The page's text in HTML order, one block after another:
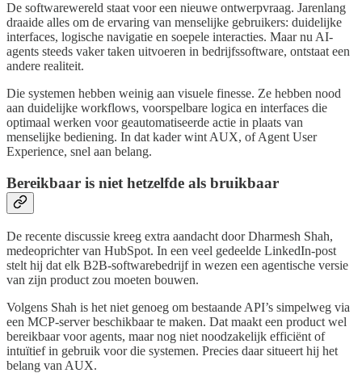
De softwarewereld staat voor een nieuwe ontwerpvraag. Jarenlang
draaide alles om de ervaring van menselijke gebruikers: duidelijke
interfaces, logische navigatie en soepele interacties. Maar nu AI-
agents steeds vaker taken uitvoeren in bedrijfssoftware, ontstaat een
andere realiteit.
Die systemen hebben weinig aan visuele finesse. Ze hebben nood
aan duidelijke workflows, voorspelbare logica en interfaces die
optimaal werken voor geautomatiseerde actie in plaats van
menselijke bediening. In dat kader wint AUX, of Agent User
Experience, snel aan belang.
Bereikbaar is niet hetzelfde als bruikbaar
De recente discussie kreeg extra aandacht door Dharmesh Shah,
medeoprichter van HubSpot. In een veel gedeelde LinkedIn-post
stelt hij dat elk B2B-softwarebedrijf in wezen een agentische versie
van zijn product zou moeten bouwen.
Volgens Shah is het niet genoeg om bestaande API’s simpelweg via
een MCP-server beschikbaar te maken. Dat maakt een product wel
bereikbaar voor agents, maar nog niet noodzakelijk efficiënt of
intuïtief in gebruik voor die systemen. Precies daar situeert hij het
belang van AUX.